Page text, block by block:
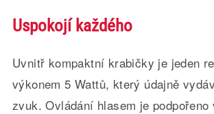
Uspokojí každého
Uvnitř kompaktní krabičky je jeden
výkonem 5 Wattů, který údajně
zvuk. Ovládání hlasem je